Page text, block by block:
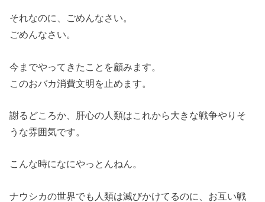
それなのに、ごめんなさい。
ごめんなさい。
今までやってきたことを顧みます。
このおバカ消費文明を止めます。
謝るどころか、肝心の人類はこれから大きな戦争やりそ
うな雰囲気です。
こんな時になにやっとんねん。
ナウシカの世界でも人類は滅びかけてるのに、お互い戦